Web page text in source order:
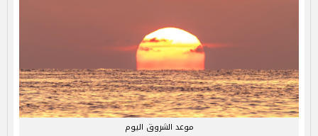
موعد الشروق اليوم